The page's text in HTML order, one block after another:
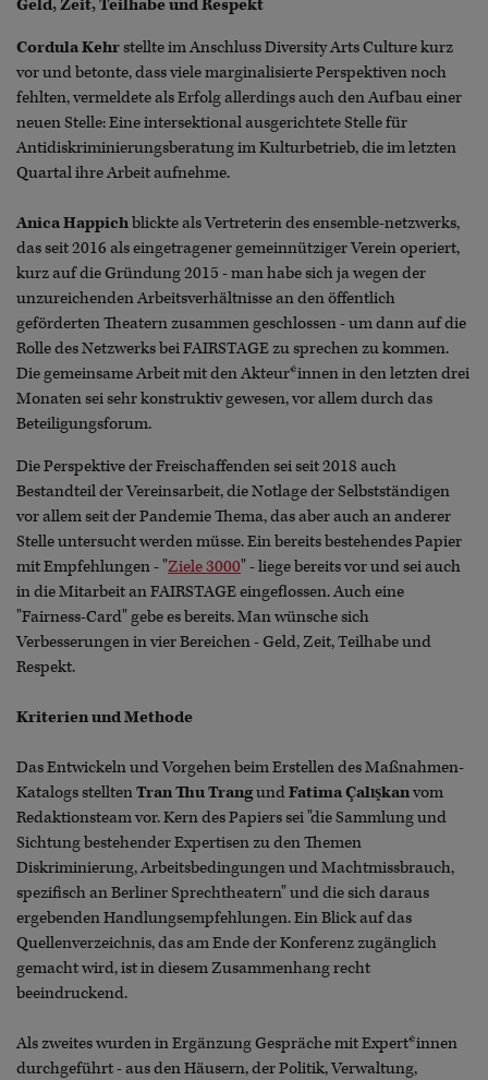
Geld, Zeit, Teilhabe und Respekt
Cordula Kehrstellte im Anschluss Diversity Arts Culture kurz
vor und betonte, dass viele marginalisierte Perspektiven noch
fehlten, vermeldete als Erfolg allerdings auch den Aufbau einer
neuen Stelle: Eine intersektional ausgerichtete Stelle für
Antidiskriminierungsberatung im Kulturbetrieb, die im letzten
Quartal ihre Arbeit aufnehme.
Anica Happichblickte als Vertreterin des ensemble-netzwerks,
das seit 2016 als eingetragener gemeinnütziger Verein operiert,
kurz auf die Gründung 2015 - man habe sich ja wegen der
unzureichenden Arbeitsverhältnisse an den öffentlich
geförderten Theatern zusammen geschlossen - um dann auf die
Rolle des Netzwerks bei FAIRSTAGE zu sprechen zu kommen.
Die gemeinsame Arbeit mit den Akteur*innen in den letzten drei
Monaten sei sehr konstruktiv gewesen, vor allem durch das
Beteiligungsforum.
Die Perspektive der Freischaffenden sei seit 2018 auch
Bestandteil der Vereinsarbeit, die Notlage der Selbstständigen
vor allem seit der Pandemie Thema, das aber auch an anderer
Stelle untersucht werden müsse. Ein bereits bestehendes Papier
mit Empfehlungen - "Ziele 3000" - liege bereits vor und sei auch
in die Mitarbeit an FAIRSTAGE eingeflossen. Auch eine
"Fairness-Card" gebe es bereits. Man wünsche sich
Verbesserungen in vier Bereichen - Geld, Zeit, Teilhabe und
Respekt.
Kriterien und Methode
Das Entwickeln und Vorgehen beim Erstellen des Maßnahmen-
Katalogs stelltenTran Thu TrangundFatima Çalışkanvom
Redaktionsteam vor. Kern des Papiers sei "die Sammlung und
Sichtung bestehender Expertisen zu den Themen
Diskriminierung, Arbeitsbedingungen und Machtmissbrauch,
spezifisch an Berliner Sprechtheatern" und die sich daraus
ergebenden Handlungsempfehlungen. Ein Blick auf das
Quellenverzeichnis, das am Ende der Konferenz zugänglich
gemacht wird, ist in diesem Zusammenhang recht
beeindruckend.
Als zweites wurden in Ergänzung Gespräche mit Expert*innen
durchgeführt - aus den Häusern, der Politik, Verwaltung,